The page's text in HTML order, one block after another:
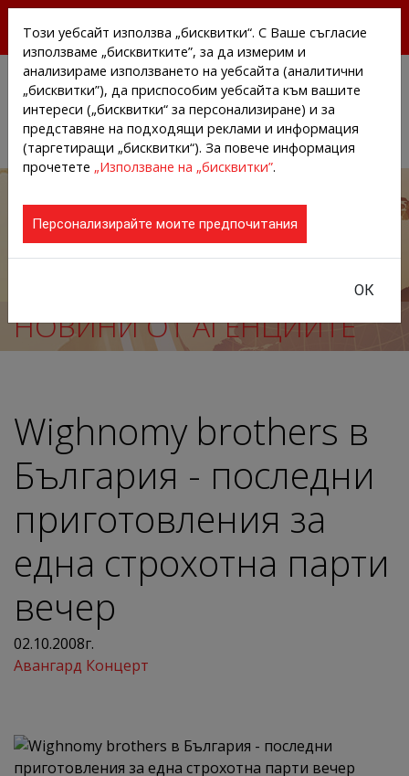
АГЕНЦИИТЕ И КОМПАНИИТЕ
НОВИНИ ОТ АГЕНЦИИТЕ
Wighnomy brothers в
България - последни
приготовления за
една строхотна парти
вечер
02.10.2008г.
Авангард Концерт
Този уебсайт използва „бисквитки“. С Ваше съгласие
използваме „бисквитките”, за да измерим и
анализираме използването на уебсайта (аналитични
„бисквитки”), да приспособим уебсайта към вашите
интереси („бисквитки“ за персонализиране) и за
представяне на подходящи реклами и информация
(таргетиращи „бисквитки“). За повече информация
прочетете „Използване на „бисквитки”.
Персонализирайте моите предпочитания
ОК